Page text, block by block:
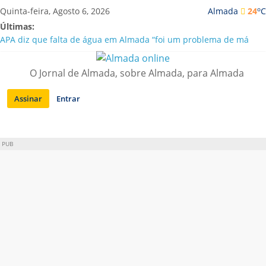
Saltar
para
conteúdo
Almada 24oC
Quinta-feira, Agosto 6, 2026
Últimas:
APA diz que falta de água em Almada “foi um problema de má
Laranjeiro | Cultura pop asiática invade a Casa Amarela
Ponte 25 de Abril celebra 60 anos com programa cultural entre
Lisboa e Almada
Situação de alerta em Almada renovada até final de Agosto
O Jornal de Almada, sobre Almada, para Almada
Assinar Entrar
PUB